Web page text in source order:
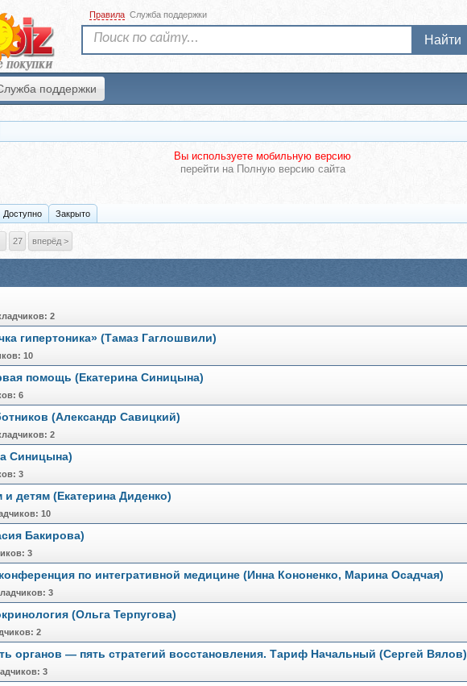
поддержки
Правила Служба поддержки
Найти
Вы используете мобильную версию
перейти на Полную версию сайта
Доступно Закрыто
27 вперёд >
2
гипертоника» (Тамаз Гаглошвили)
10
помощь (Екатерина Синицына)
6
(Александр Савицкий)
2
Синицына)
3
детям (Екатерина Диденко)
10
Бакирова)
3
по интегративной медицине (Инна Кононенко, Марина Осадчая)
3
(Ольга Терпугова)
2
органов — пять стратегий восстановления. Тариф Начальный (Сергей Вялов)
3